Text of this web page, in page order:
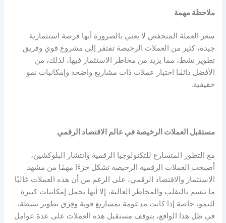
ملاحظة مهمة
سعر العملة المنخفض لا يعني بالضرورة أنها فرصة استثمارية
جيدة، كثير من العملات الرخيصة تفتقر إلى مشروع قوي وفريق
تطوير نشط، مما يزيد من مخاطر الاستثمار فيها، لذلك، من
الأفضل دائمًا اختيار عملات ذات مشاريع واضحة وإمكانيات نمو
حقيقية.
مستقبل العملات الرخيصة في عالم الاقتصاد الرقمي
مع التطور المتسارع للتكنولوجيا الرقمية وانتشار البلوكشين،
أصبحت العملات الرقمية الرخيصة تشكل جزءًا مهمًا من مشهد
الاستثمار والاقتصاد الرقمي، على الرغم من أن هذه العملات غالبًا
ما تتسم بالتقلب والمخاطر العالية، إلا أنها تحمل إمكانيات كبيرة
للنمو، خاصة إذا كانت مدعومة بمشاريع قوية وفِرَق تطوير نشطة،
في ظل هذا الواقع، يتوقف مستقبل هذه العملات على عدة عوامل